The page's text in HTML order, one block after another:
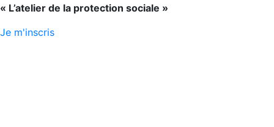
« L’atelier de la protection sociale »
Je m'inscris